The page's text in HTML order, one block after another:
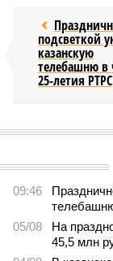
подсветкой
казанскую
телебашню в
25-летия РТРС
09:46
05/08
На
45,5 млн